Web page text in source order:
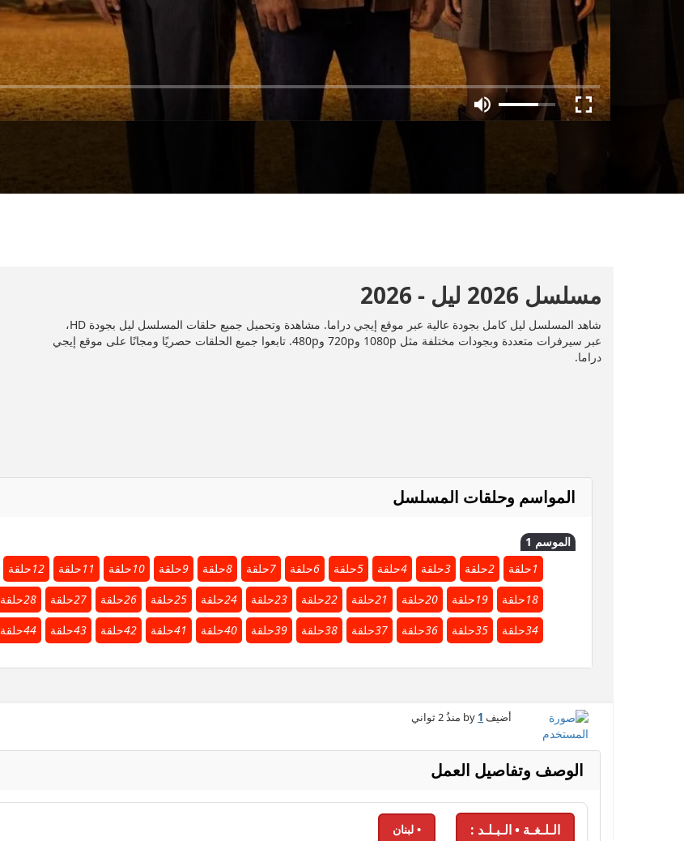
مسلسل 2026 ليل - 2026
شاهد المسلسل ليل كامل بجودة عالية عبر موقع إيجي دراما. مشاهدة وتحميل جميع حلقات المسلسل ليل بجودة HD،
عبر سيرفرات متعددة وبجودات مختلفة مثل 1080p و720p و480p. تابعوا جميع الحلقات حصريًا ومجانًا على موقع إيجي
دراما.
المواسم وحلقات المسلسل
الموسم 1
1حلقة 2حلقة 3حلقة 4حلقة 5حلقة 6حلقة 7حلقة 8حلقة 9حلقة 10حلقة 11حلقة 12حلقة
18حلقة 19حلقة 20حلقة 21حلقة 22حلقة 23حلقة 24حلقة 25حلقة 26حلقة 27حلقة 28حلقة
34حلقة 35حلقة 36حلقة 37حلقة 38حلقة 39حلقة 40حلقة 41حلقة 42حلقة 43حلقة 44حلقة
أضيف by 1 منذُ2 ثواني
الوصف وتفاصيل العمل
الـلـغـة • الـبـلـد : • لبنان